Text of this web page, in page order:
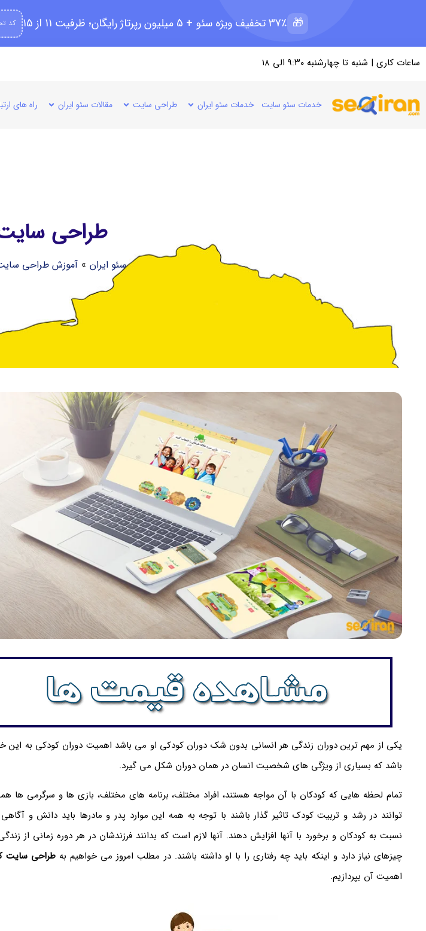
🎁 37٪ تخفیف ویژه سئو + 5 میلیون رپرتاژ رایگان؛ ظرفیت 11 از 15 کد
ساعات کاری | شنبه تا چهارشنبه ۹:۳۰ الی ۱۸
خدمات سئو سایت خدمات سئو ایران طراحی سایت مقالات سئو ایران راه های
طراحی
سئو ایران » آموزش طراحی
یکی از مهم ترین دوران زندگی هر انسانی بدون شک دوران کودکی او می باشد اهمیت دوران کودکی به این
باشد که بسیاری از ویژگی های شخصیت انسان در همان دوران شکل می گیرد.
تمام لحظه هایی که کودکان با آن مواجه هستند، افراد مختلف، برنامه های مختلف، بازی ها و سرگرمی ها
توانند در رشد و تربیت کودک تاثیر گذار باشند با توجه به همه این موارد پدر و مادرها باید دانش و
نسبت به کودکان و برخورد با آنها افزایش دهند. آنها لازم است که بدانند فرزندشان در هر دوره زمانی از
چیزهای نیاز دارد و اینکه باید چه رفتاری را با او داشته باشند. در مطلب امروز می خواهیم بهطراحی سایت
اهمیت آن بپردازیم.